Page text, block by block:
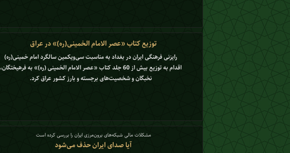
توزیع کتاب «عصر الامام الخمینی(ره)» در عراق
رایزنی فرهنگی ایران در بغداد به مناسبت سی‌ویکمین سالگرد امام خمینی(ره)
اقدام به توزیع بیش از 60 جلد کتاب «عصر الامام الخمینی (ره)» به فرهیختگان،
نخبگان و شخصیت‌های برجسته و بارز کشور عراق کرد.
مشکلات مالی شبکه‌های برون‌مرزی ایران را بررسی کرده است
آیا صدای ایران حذف می‌شود